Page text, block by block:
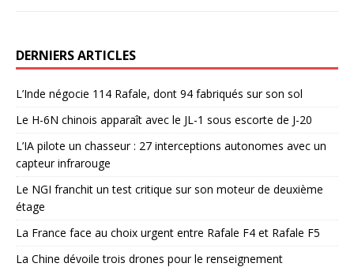
DERNIERS ARTICLES
L’Inde négocie 114 Rafale, dont 94 fabriqués sur son sol
Le H-6N chinois apparaît avec le JL-1 sous escorte de J-20
L’IA pilote un chasseur : 27 interceptions autonomes avec un
capteur infrarouge
Le NGI franchit un test critique sur son moteur de deuxième
étage
La France face au choix urgent entre Rafale F4 et Rafale F5
La Chine dévoile trois drones pour le renseignement